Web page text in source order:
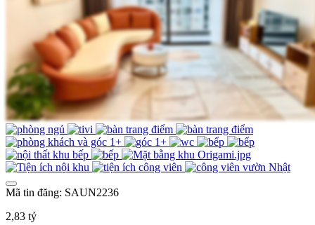
Mã tin đăng: SAUN2236
2,83 tỷ